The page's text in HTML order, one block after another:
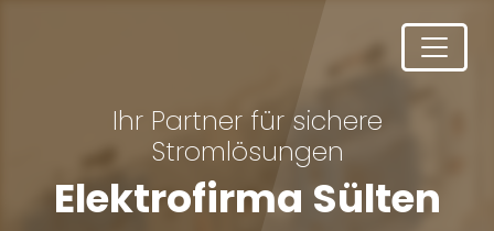
Ihr Partner für sichere
Stromlösungen
Elektrofirma Sülten